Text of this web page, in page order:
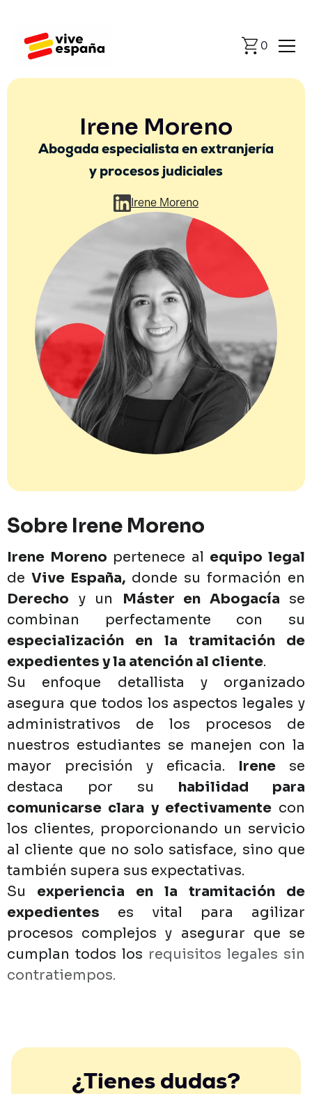
0
Irene Moreno
Abogada especialista en extranjería
y procesos judiciales
Irene Moreno
Sobre Irene Moreno
Irene Moreno pertenece al equipo legal
de Vive España, donde su formación en
Derecho y un Máster en Abogacía se
combinan
perfectamente con
su
especialización
en la tramitación
de
expedientes yla atención al cliente.
Su
enfoque detallista y
organizado
asegura que todos los aspectos legales y
administrativos
de los procesos
de
nuestros estudiantes se manejen con la
mayor
precisión y eficacia. Irene
se
destaca
por su habilidad
para
comunicarse clara y efectivamente con
los clientes, proporcionando un servicio
al cliente que no solo satisface, sino que
también supera sus expectativas.
Su
experiencia en la tramitación
de
expedientes
es vital para
agilizar
procesos complejos y asegurar que se
cumplan todos los requisitos legales sin
contratiempos.
¿Tienes dudas?